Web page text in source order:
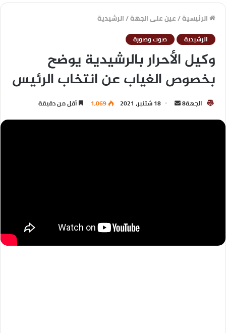
الرئيسية/عين على الجهة/الرشيدية
الرشيدية صوت وصورة
وكيل الأحرار بالرشيدية يوضح
بخصوص الغياب عن انتخاب الرئيس
الجهة8 18 شتنبر، 2021 1,069 أقل من دقيقة